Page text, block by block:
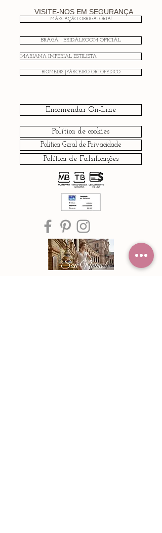
VISITE-NOS EM SEGURANÇA
MARCAÇÃO OBRIGATÓRIA!
BRAGA | BRIDALROOM OFICIAL
MARIANA IMPERIAL ESTILISTA
BIOMEDIS |PARCEIRO ORTOPÉDICO
Encomendar On-Line
Política de cookies
Política Geral de Privacidade
Política de Falsificações